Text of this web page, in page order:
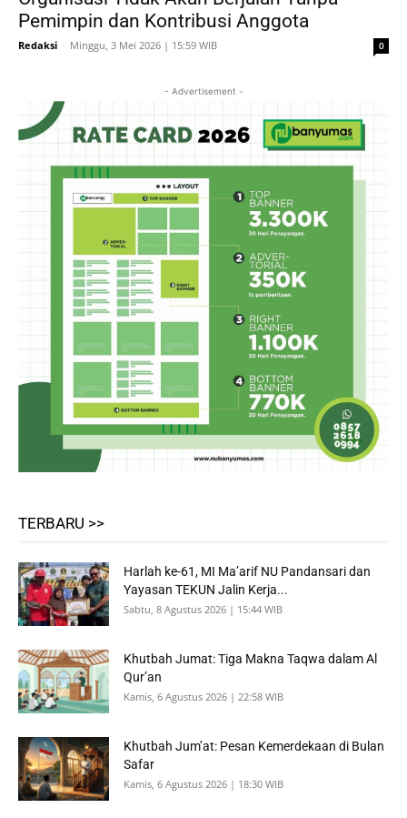
Pemimpin dan Kontribusi Anggota
Redaksi - Minggu, 3 Mei 2026 | 15:59 WIB 0
- Advertisement -
TERBARU >>
Harlah ke-61, MI Ma’arif NU Pandansari dan
Yayasan TEKUN Jalin Kerja...
Sabtu, 8 Agustus 2026 | 15:44 WIB
Khutbah Jumat: Tiga Makna Taqwa dalam Al
Qur’an
Kamis, 6 Agustus 2026 | 22:58 WIB
Khutbah Jum’at: Pesan Kemerdekaan di Bulan
Safar
Kamis, 6 Agustus 2026 | 18:30 WIB